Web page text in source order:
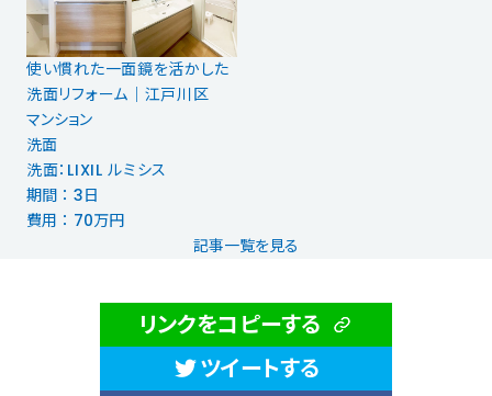
使い慣れた一面鏡を活かした
洗面リフォーム｜江戸川区
マンション
洗面
洗面：LIXIL ルミシス
期間 ： 3日
費用 ： 70万円
記事一覧を見る
リンクをコピーする
ツイートする